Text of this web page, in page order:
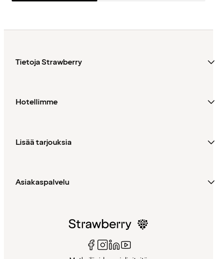
Tietoja Strawberry
Hotellimme
Lisää tarjouksia
Asiakaspalvelu